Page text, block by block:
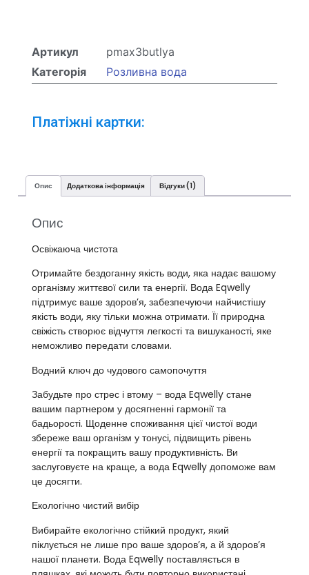
Артикул
pmax3butlya
Категорія
Розливна вода
Платіжні картки:
Опис Додаткова інформація Відгуки (1)
Опис
Освіжаюча чистота
Отримайте бездоганну якість води, яка надає вашому
організму життєвої сили та енергії. Вода Eqwelly
підтримує ваше здоров’я, забезпечуючи найчистішу
якість води, яку тільки можна отримати. Її природна
свіжість створює відчуття легкості та вишуканості, яке
неможливо передати словами.
Водний ключ до чудового самопочуття
Забудьте про стрес і втому – вода Eqwelly стане
вашим партнером у досягненні гармонії та
бадьорості. Щоденне споживання цієї чистої води
збереже ваш організм у тонусі, підвищить рівень
енергії та покращить вашу продуктивність. Ви
заслуговуєте на краще, а вода Eqwelly допоможе вам
це досягти.
Екологічно чистий вибір
Вибирайте екологічно стійкий продукт, який
піклується не лише про ваше здоров’я, а й здоров’я
нашої планети. Вода Eqwelly поставляється в